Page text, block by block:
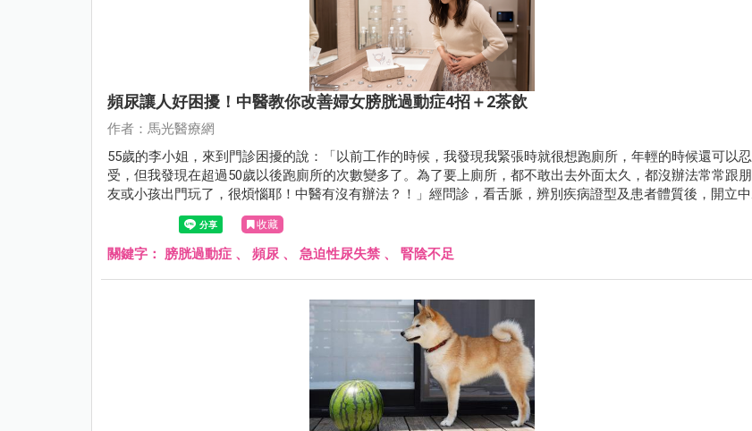
頻尿讓人好困擾！中醫教你改善婦女膀胱過動症4招＋2茶飲
作者：馬光醫療網
55歲的李小姐，來到門診困擾的說：「以前工作的時候，我發現我緊張時就很想跑廁所，年輕的時候還可以忍
受，但我發現在超過50歲以後跑廁所的次數變多了。為了要上廁所，都不敢出去外面太久，都沒辦法常常跟朋
友或小孩出門玩了，很煩惱耶！中醫有沒有辦法？！」經問診，看舌脈，辨別疾病證型及患者體質後，開立中
藥和針灸後，李小姐跑廁所的頻率改善許多，再也不用擔心出門太久的問題了。
收藏
關鍵字： 膀胱過動症 、 頻尿 、 急迫性尿失禁 、 腎陰不足